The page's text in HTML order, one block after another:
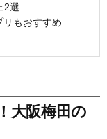
2選
もおすすめ
大阪梅田の